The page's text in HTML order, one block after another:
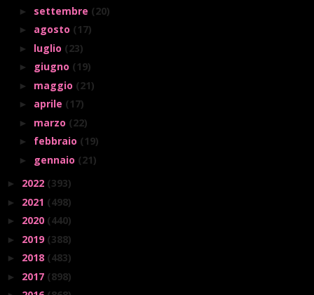
► settembre (20)
► agosto (17)
► luglio (23)
► giugno (19)
► maggio (21)
► aprile (17)
► marzo (22)
► febbraio (19)
► gennaio (21)
► 2022 (393)
► 2021 (498)
► 2020 (440)
► 2019 (388)
► 2018 (483)
► 2017 (898)